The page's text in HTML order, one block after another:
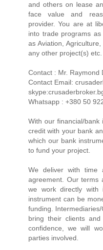
and others on lease
face value and
provider. You are at
into trade programs
as Aviation,
any other project(s) etc.
Contact : Mr. Raymond
Contact Email:
Whatsapp : +380 50
With our financial/
credit with your bank
which our bank
to fund your project.
We deliver with time
agreement. Our terms
we work directly with
instrument can be
funding.
bring their clients
confidence, we will
parties involved.